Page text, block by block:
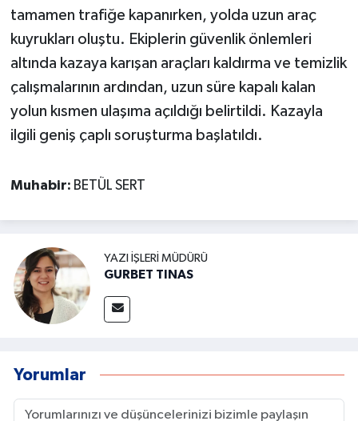
tamamen trafiğe kapanırken, yolda uzun araç
kuyrukları oluştu. Ekiplerin güvenlik önlemleri
altında kazaya karışan araçları kaldırma ve temizlik
çalışmalarının ardından, uzun süre kapalı kalan
yolun kısmen ulaşıma açıldığı belirtildi. Kazayla
ilgili geniş çaplı soruşturma başlatıldı.
Muhabir: BETÜL SERT
YAZI İŞLERI MÜDÜRÜ
GURBET TINAS
Yorumlar